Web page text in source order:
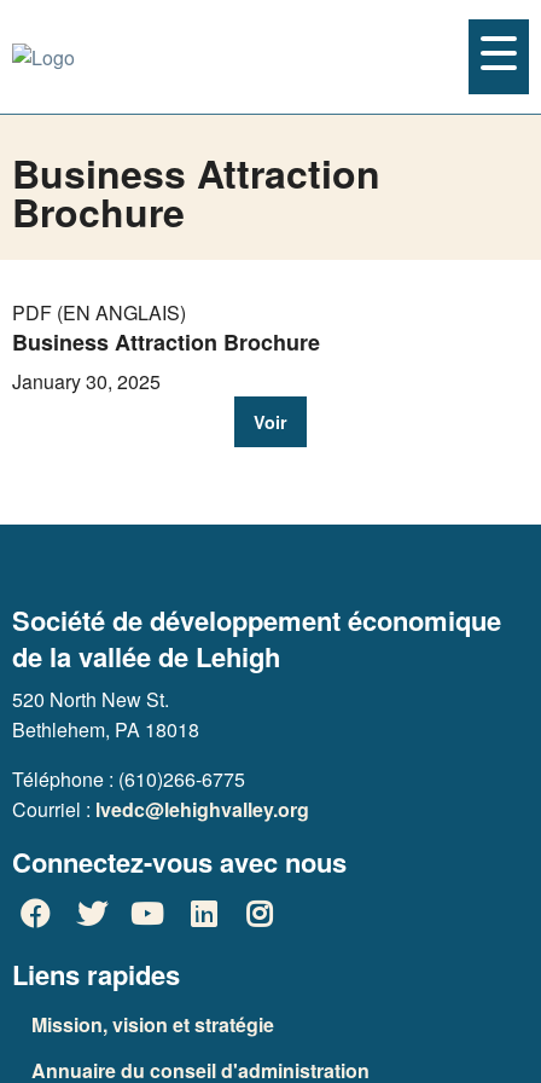
Business Attraction
Brochure
PDF (EN ANGLAIS)
Business Attraction Brochure
January 30, 2025
Voir
Société de développement économique
de la vallée de Lehigh
520 North New St.
Bethlehem, PA 18018
Téléphone : (610)266-6775
Courriel : lvedc@lehighvalley.org
Connectez-vous avec nous
Liens rapides
Mission, vision et stratégie
Annuaire du conseil d'administration